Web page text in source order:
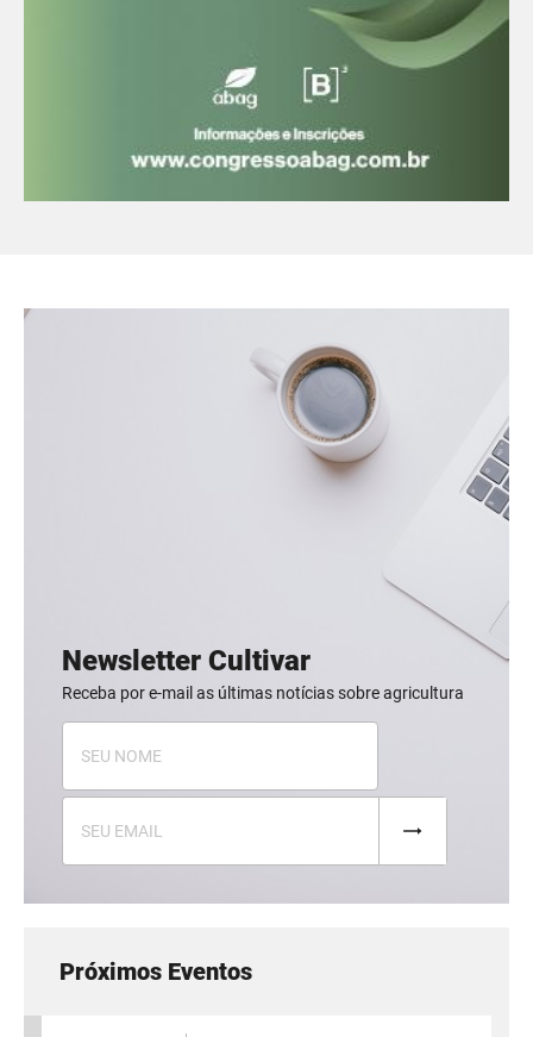
Newsletter Cultivar
Receba por e-mail as últimas notícias sobre agricultura
Próximos Eventos